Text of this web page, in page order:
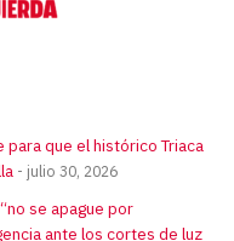
para que el histórico Triaca
julio 30, 2026
se apague por
ante los cortes de luz